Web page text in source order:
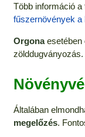
Több információ
fűszernövények a
Orgonaesetében
zölddugványozás.
Általában
megelőzés.